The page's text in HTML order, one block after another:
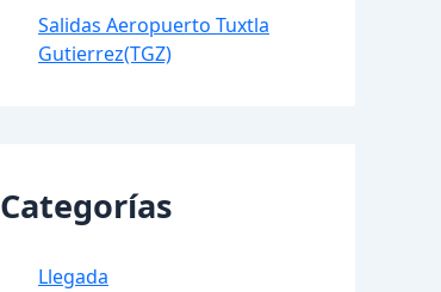
Salidas Aeropuerto Tuxtla
Gutierrez(TGZ)
Categorías
Llegada